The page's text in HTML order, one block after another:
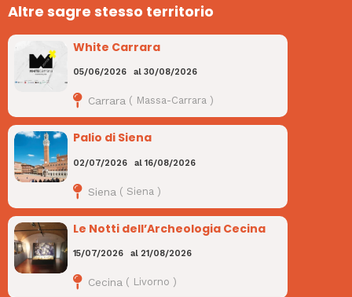
Altre sagre stesso territorio
White Carrara
05/06/2026 al30/08/2026
Carrara ( Massa-Carrara )
Palio di Siena
02/07/2026 al16/08/2026
Siena ( Siena )
Le Notti dell’Archeologia Cecina
15/07/2026 al 21/08/2026
Cecina ( Livorno )